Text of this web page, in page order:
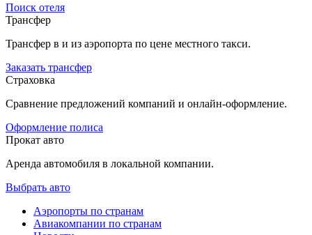
Поиск отеля
Трансфер
Трансфер в и из аэропорта по цене местного такси.
Заказать трансфер
Страховка
Сравнение предложений компаний и онлайн-оформление.
Оформление полиса
Прокат авто
Аренда автомобиля в локальной компании.
Выбрать авто
Аэропорты по странам
Авиакомпании по странам